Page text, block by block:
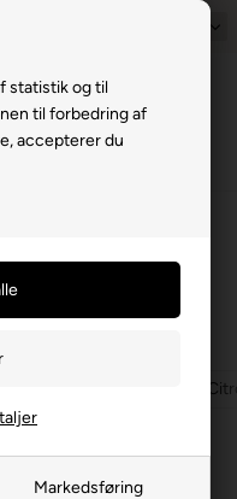
statistik og til
til forbedring af
accepterer du
Markedsføring
Billig
Montagebeslag Fiat, Peugot,